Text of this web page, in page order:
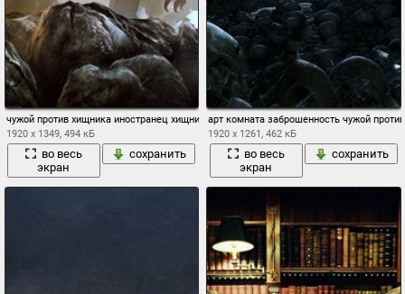
чужой против хищника иностранец хищник гигер морских пехотинцев искусство
1920 x 1349, 494 кБ
во весь
экран
сохранить
арт комната заброшенность чужой
1920 x 1261, 462 кБ
во весь
экран
сохранить